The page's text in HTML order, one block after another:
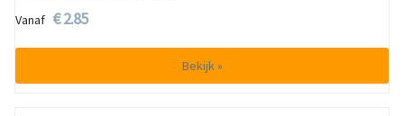
Vanaf € 2.85
Bekijk »